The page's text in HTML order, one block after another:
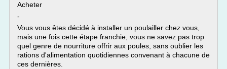
Acheter
-
Vous vous êtes décidé à installer un poulailler chez vous,
mais une fois cette étape franchie, vous ne savez pas trop
quel genre de nourriture offrir aux poules, sans oublier les
rations d'alimentation quotidiennes convenant à chacune de
ces dernières.